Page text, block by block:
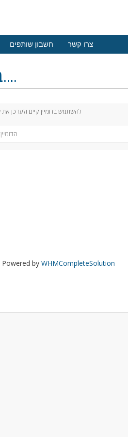
חשבון שותפים צרו קשר
בחרו דומיין....
להשתמש בדומיין קיים ולעדכן
Powered by WHMCompleteSolution